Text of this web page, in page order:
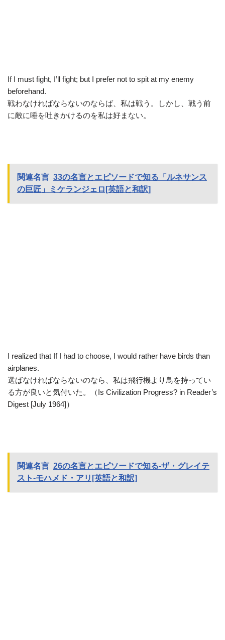
If I must fight, I’ll fight; but I prefer not to spit at my enemy
beforehand.
戦わなければならないのならば、私は戦う。しかし、戦う前
に敵に唾を吐きかけるのを私は好まない。
関連名言 33の名言とエピソードで知る「ルネサンス
の巨匠」ミケランジェロ[英語と和訳]
I realized that If I had to choose, I would rather have birds than
airplanes.
選ばなければならないのなら、私は飛行機より鳥を持ってい
る方が良いと気付いた。（Is Civilization Progress? in Reader’s
Digest [July 1964]）
関連名言 26の名言とエピソードで知る-ザ・グレイテ
スト-モハメド・アリ[英語と和訳]